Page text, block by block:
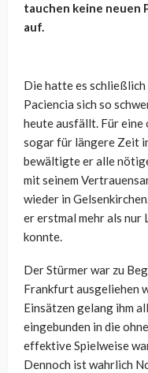
tauchen keine neuen
auf.
Die hatte es
Paciencia sich so
heute ausfällt. Für
sogar für längere Zeit
bewältigte er alle
mit seinem
wieder in
er erstmal mehr als
konnte.
Der Stürmer war zu
Frankfurt ausgeliehen
Einsätzen gelang ihm
eingebunden in die
effektive Spielweise
Dennoch ist wahrlich